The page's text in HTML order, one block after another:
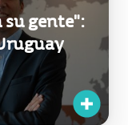
su gente":